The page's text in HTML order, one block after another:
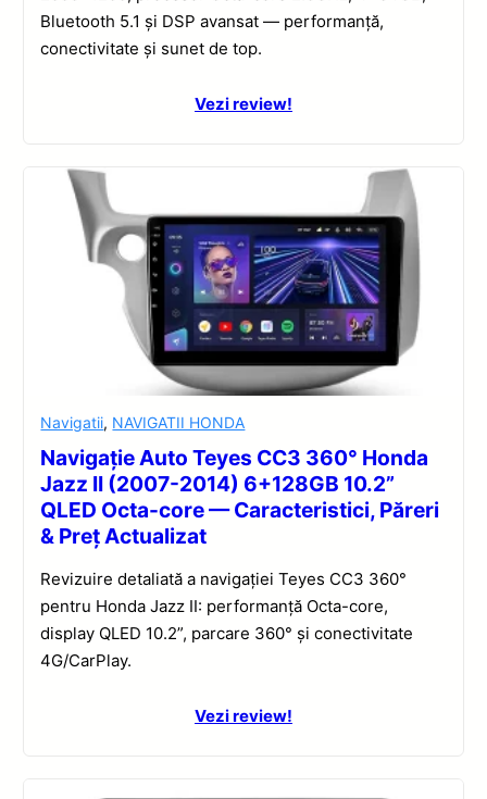
Bluetooth 5.1 și DSP avansat — performanță,
conectivitate și sunet de top.
Vezi review!
Navigatii, NAVIGATII HONDA
Navigație Auto Teyes CC3 360° Honda
Jazz II (2007-2014) 6+128GB 10.2”
QLED Octa-core — Caracteristici, Păreri
& Preț Actualizat
Revizuire detaliată a navigației Teyes CC3 360°
pentru Honda Jazz II: performanță Octa-core,
display QLED 10.2”, parcare 360° și conectivitate
4G/CarPlay.
Vezi review!